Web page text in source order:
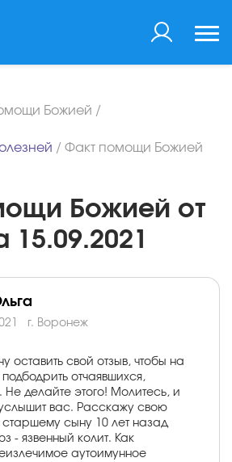
Божией /
/ Факт помощи Божией
Божией от
15.09.2021
г. Воронеж
оставить свой отзыв, чтобы на
отчаявшихся,
Не делайте этого! Молитесь, и
услышит вас. Расскажу свою
сыну 10 лет назад
- язвенный колит. Как
аутоимунное